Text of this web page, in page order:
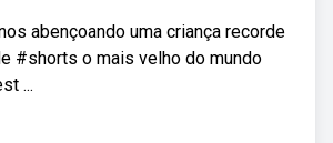
abençoando uma criança recorde
#shorts o mais velho do mundo
...